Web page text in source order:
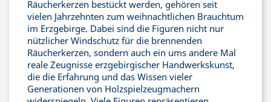
Räucherkerzen bestückt werden, gehören seit
vielen Jahrzehnten zum weihnachtlichen Brauchtum
im Erzgebirge. Dabei sind die Figuren nicht nur
nützlicher Windschutz für die brennenden
Räucherkerzen, sondern auch ein ums andere Mal
reale Zeugnisse erzgebirgischer Handwerkskunst,
die die Erfahrung und das Wissen vieler
Generationen von Holzspielzeugmachern